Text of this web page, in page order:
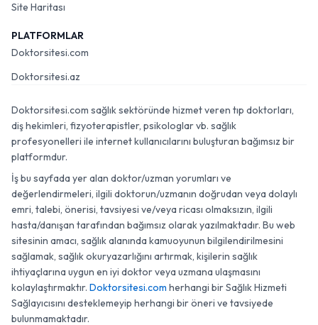
Site Haritası
PLATFORMLAR
Doktorsitesi.com
Doktorsitesi.az
Doktorsitesi.com sağlık sektöründe hizmet veren tıp doktorları,
diş hekimleri, fizyoterapistler, psikologlar vb. sağlık
profesyonelleri ile internet kullanıcılarını buluşturan bağımsız bir
platformdur.
İş bu sayfada yer alan doktor/uzman yorumları ve
değerlendirmeleri, ilgili doktorun/uzmanın doğrudan veya dolaylı
emri, talebi, önerisi, tavsiyesi ve/veya ricası olmaksızın, ilgili
hasta/danışan tarafından bağımsız olarak yazılmaktadır. Bu web
sitesinin amacı, sağlık alanında kamuoyunun bilgilendirilmesini
sağlamak, sağlık okuryazarlığını artırmak, kişilerin sağlık
ihtiyaçlarına uygun en iyi doktor veya uzmana ulaşmasını
kolaylaştırmaktır. Doktorsitesi.com herhangi bir Sağlık Hizmeti
Sağlayıcısını desteklemeyip herhangi bir öneri ve tavsiyede
bulunmamaktadır.